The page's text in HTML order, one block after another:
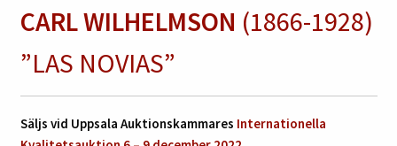
CARL WILHELMSON (1866-1928)
”LAS NOVIAS”
Säljs vid Uppsala Auktionskammares Internationella